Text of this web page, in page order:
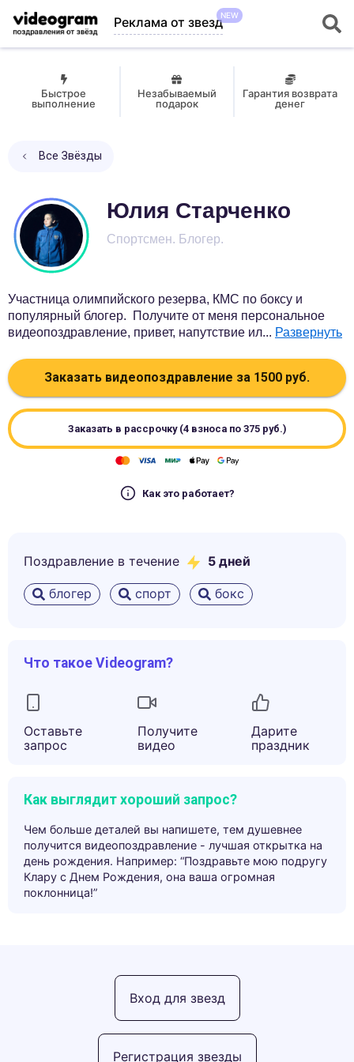
Реклама от звездNEW
Быстрое
выполнение
Незабываемый
подарок
Гарантия возврата
денег
Все Звёзды
Юлия Старченко
Спортсмен. Блогер.
Участница олимпийского резерва, КМС по боксу и
популярный блогер. Получите от меня персональное
видеопоздравление, привет, напутствие ил... Развернуть
Заказать видеопоздравление за 1500 руб.
Заказать в рассрочку (4 взноса по 375руб.)
Как это работает?
Поздравление в течение 5 дней
блогер спорт бокс
Что такое Videogram?
Оставьте
запрос
Получите
видео
Дарите
праздник
Как выглядит хороший запрос?
Чем больше деталей вы напишете, тем душевнее
получится видеопоздравление - лучшая открытка на
день рождения. Например: “Поздравьте мою подругу
Клару с Днем Рождения, она ваша огромная
поклонница!”
Регистрация звезды
Вход для звезд